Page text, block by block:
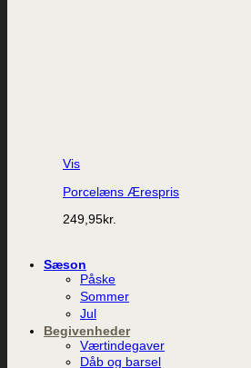
Vis
Porcelæns Ærespris
249,95kr.
Sæson
Påske
Sommer
Jul
Begivenheder
Værtindegaver
Dåb og barsel